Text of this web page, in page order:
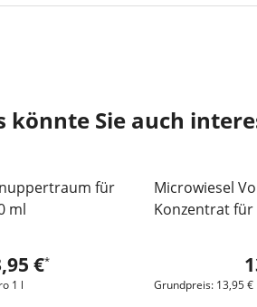
könnte Sie auch
für
ml
€*
1 l
Microwiesel
Konzentrat
Grundpreis: 13,95 €